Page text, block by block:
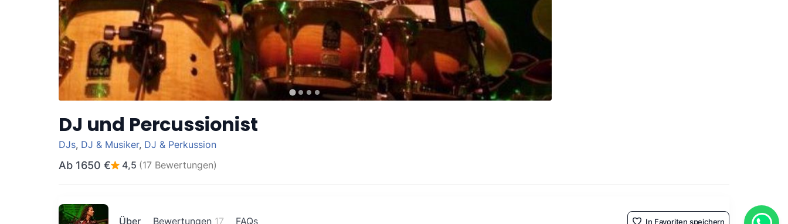
DJ und Percussionist
DJs, DJ & Musiker, DJ & Perkussion
Ab 1650 € 4,5 (17 Bewertungen)
Über Bewertungen 17 FAQs In Favoriten speichern